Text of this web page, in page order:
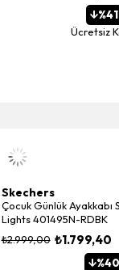
%41
Ücretsiz
Skechers
Çocuk Günlük
Lights 401495N-RDBK
₺1.799,40
₺2.999,00
%40